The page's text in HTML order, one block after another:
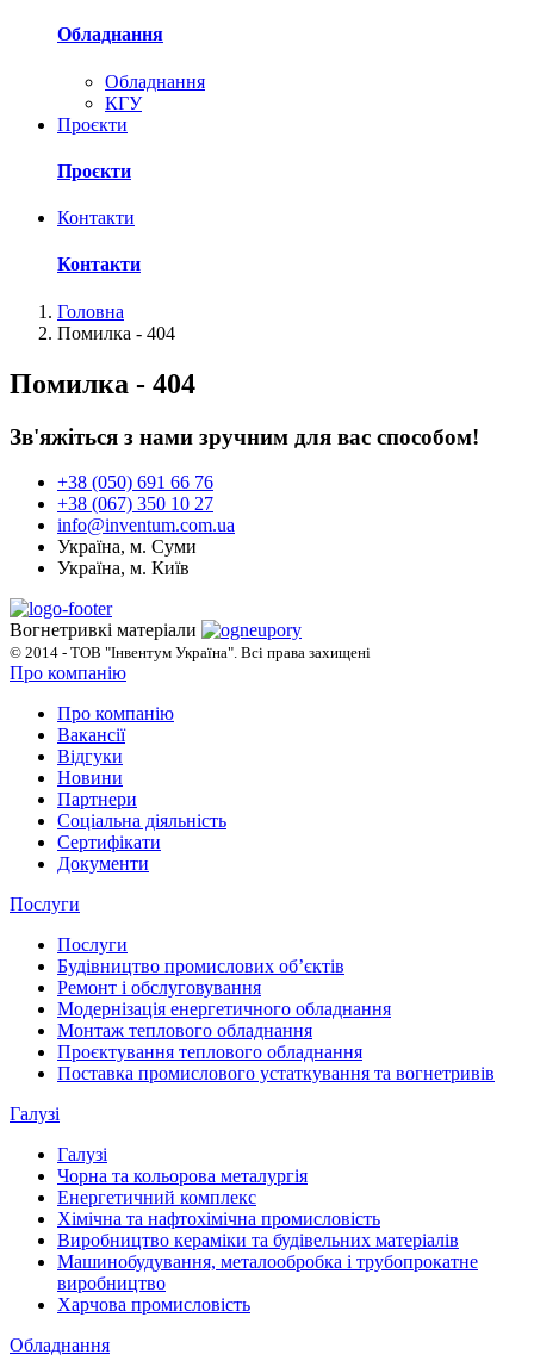
Обладнання
Обладнання
КГУ
Проєкти
Проєкти
Контакти
Контакти
Головна
Помилка - 404
Помилка - 404
Зв'яжіться з нами зручним для вас способом!
+38 (050) 691 66 76
+38 (067) 350 10 27
info@inventum.com.ua
Україна, м. Суми
Україна, м. Київ
Вогнетривкі матеріали
© 2014 - ТОВ "Інвентум Україна". Всі права захищені
Про компанію
Про компанію
Вакансії
Відгуки
Новини
Партнери
Соціальна діяльність
Сертифікати
Документи
Послуги
Послуги
Будівництво промислових обʼєктів
Ремонт і обслуговування
Модернізація енергетичного обладнання
Монтаж теплового обладнання
Проєктування теплового обладнання
Поставка промислового устаткування та вогнетривів
Галузі
Галузі
Чорна та кольорова металургія
Енергетичний комплекс
Хімічна та нафтохімічна промисловість
Виробництво кераміки та будівельних матеріалів
Машинобудування, металообробка і трубопрокатне
виробництво
Харчова промисловість
Обладнання